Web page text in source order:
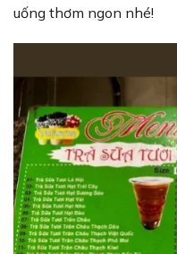
uống thơm ngon nhé!